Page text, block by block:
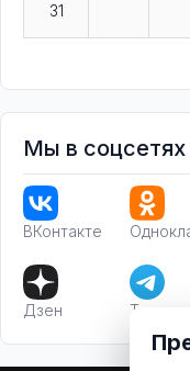
31
Мы в соцсетях
ВКонтакте
Дзен